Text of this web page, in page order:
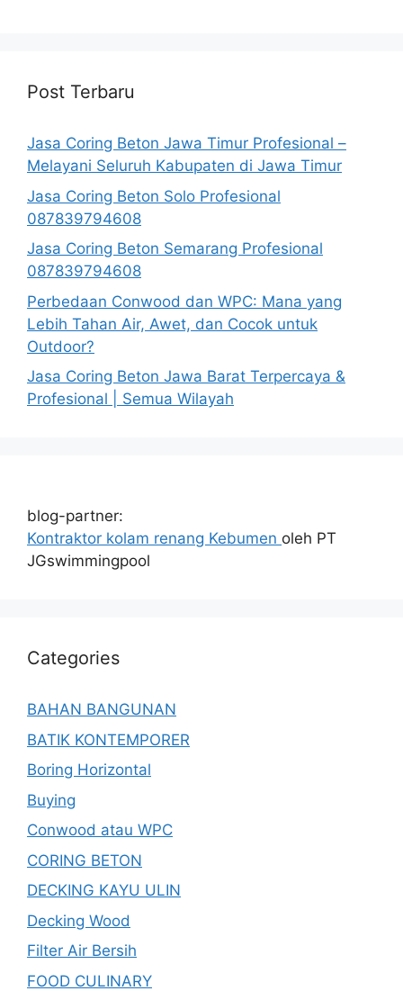
Post Terbaru
Jasa Coring Beton Jawa Timur Profesional –
Melayani Seluruh Kabupaten di Jawa Timur
Jasa Coring Beton Solo Profesional
087839794608
Jasa Coring Beton Semarang Profesional
087839794608
Perbedaan Conwood dan WPC: Mana yang
Lebih Tahan Air, Awet, dan Cocok untuk
Outdoor?
Jasa Coring Beton Jawa Barat Terpercaya &
Profesional | Semua Wilayah
blog-partner:
Kontraktor kolam renang Kebumen oleh PT
JGswimmingpool
Categories
BAHAN BANGUNAN
BATIK KONTEMPORER
Boring Horizontal
Buying
Conwood atau WPC
CORING BETON
DECKING KAYU ULIN
Decking Wood
Filter Air Bersih
FOOD CULINARY